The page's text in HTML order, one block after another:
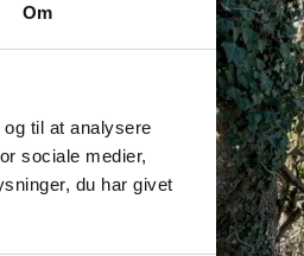
Om
til at analysere
sociale medier,
du har givet